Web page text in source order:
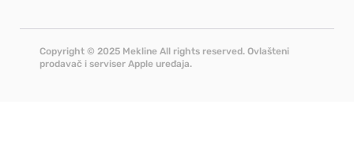
Copyright © 2025 Mekline All rights reserved. Ovlašteni
prodavač i serviser Apple uređaja.